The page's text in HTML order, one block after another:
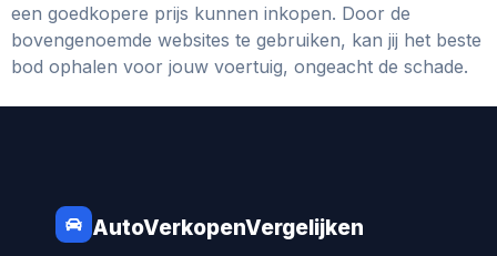
een goedkopere prijs kunnen inkopen. Door de
bovengenoemde websites te gebruiken, kan jij het beste
bod ophalen voor jouw voertuig, ongeacht de schade.
AutoVerkopenVergelijken